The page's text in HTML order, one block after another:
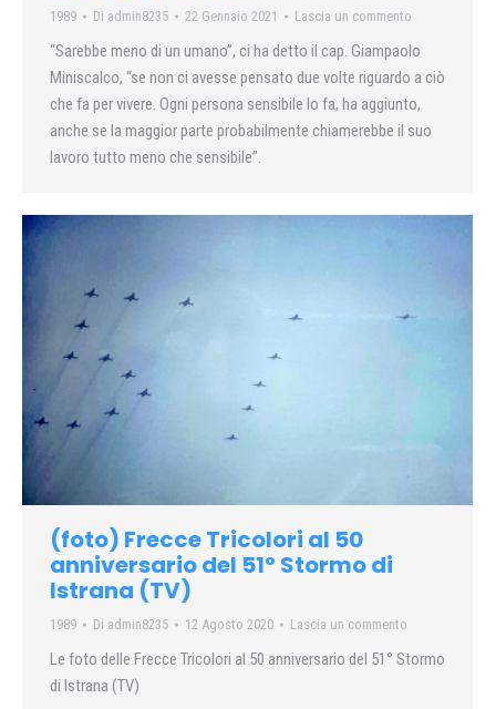
1989 Di admin8235 22 Gennaio 2021 Lascia un commento
“Sarebbe meno di un umano”, ci ha detto il cap. Giampaolo
Miniscalco, “se non ci avesse pensato due volte riguardo a ciò
che fa per vivere. Ogni persona sensibile lo fa, ha aggiunto,
anche se la maggior parte probabilmente chiamerebbe il suo
lavoro tutto meno che sensibile”.
(foto) Frecce Tricolori al 50
anniversario del 51° Stormo di
Istrana (TV)
1989 Di admin8235 12 Agosto 2020 Lascia un commento
Le foto delle Frecce Tricolori al 50 anniversario del 51° Stormo
di Istrana (TV)